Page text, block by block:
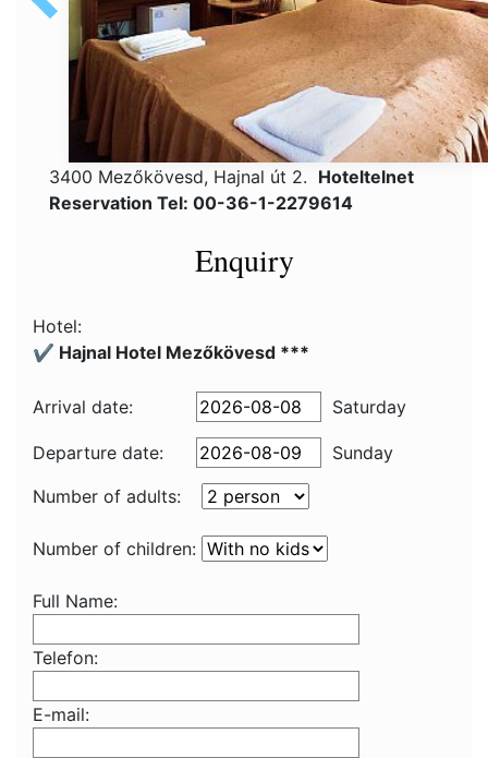
3400 Mezőkövesd, Hajnal út 2. Hoteltelnet
Reservation Tel: 00-36-1-2279614
Enquiry
Hotel:
✔️ Hajnal Hotel Mezőkövesd ***
Arrival date: Saturday
Departure date:
Sunday
Number of adults:
Number of children:
Full Name:
Telefon:
E-mail: